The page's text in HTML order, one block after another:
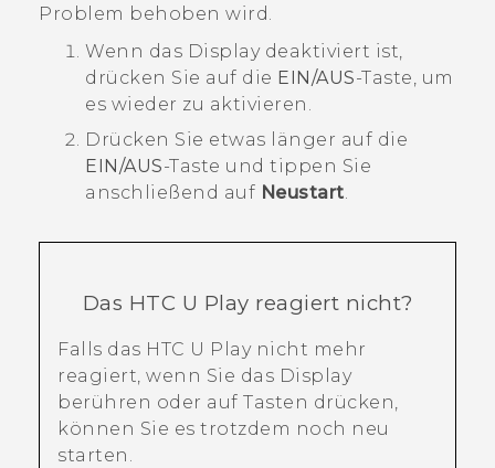
Problem behoben wird.
Wenn das Display deaktiviert ist,
drücken Sie auf die EIN/AUS-Taste, um
es wieder zu aktivieren.
Drücken Sie etwas länger auf die
EIN/AUS-Taste und tippen Sie
anschließend auf Neustart.
Das HTC U Play reagiert nicht?
Falls das HTC U Playnicht mehr
reagiert, wenn Sie das Display
berühren oder auf Tasten drücken,
können Sie es trotzdem noch neu
starten.